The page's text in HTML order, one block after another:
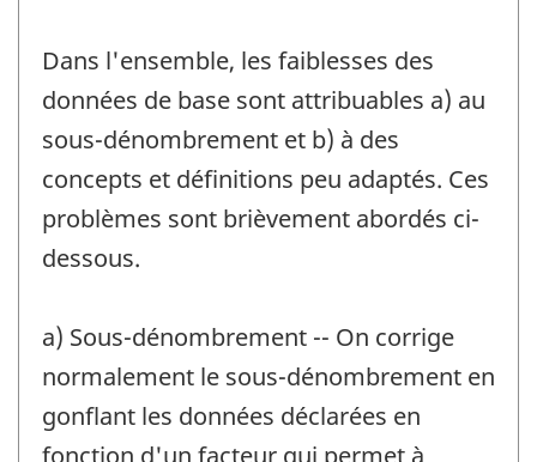
Dans l'ensemble, les faiblesses des
données de base sont attribuables a) au
sous-dénombrement et b) à des
concepts et définitions peu adaptés. Ces
problèmes sont brièvement abordés ci-
dessous.
a) Sous-dénombrement -- On corrige
normalement le sous-dénombrement en
gonflant les données déclarées en
fonction d'un facteur qui permet à